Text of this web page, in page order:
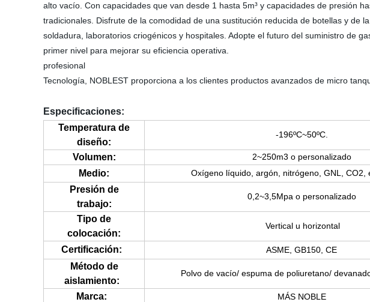
alto vacío. Con capacidades que van desde 1 hasta 5m³ y capacidades de presión
tradicionales. Disfrute de la comodidad de una sustitución reducida de botellas y de
soldadura, laboratorios criogénicos y hospitales. Adopte el futuro del suministro de
primer nivel para mejorar su eficiencia operativa.
profesional
Tecnología, NOBLEST proporciona a los clientes productos avanzados de micro
Especificaciones:
Temperatura de
diseño:
-196ºC~50ºC.
Volumen: 2~250m3 o personalizado
Medio: Oxígeno líquido, argón, nitrógeno, GNL, CO2,
Presión de
trabajo:
0,2~3,5Mpa o personalizado
Tipo de
colocación:
Vertical u horizontal
Certificación: ASME, GB150, CE
Método de
aislamiento:
Polvo de vacío/ espuma de poliuretano/
Marca: MÁS NOBLE